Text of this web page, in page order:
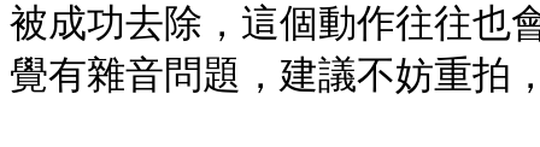
被成功去除，這個動作往往也
覺有雜音問題，建議不妨重拍